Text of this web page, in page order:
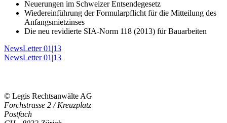
Neuerungen im Schweizer Entsendegesetz
Wiedereinführung der Formularpflicht für die Mitteilung des
Anfangsmietzinses
Die neu revidierte SIA-Norm 118 (2013) für Bauarbeiten
NewsLetter 01|13
NewsLetter 01|13
© Legis Rechtsanwälte AG
Forchstrasse 2 / Kreuzplatz
Postfach